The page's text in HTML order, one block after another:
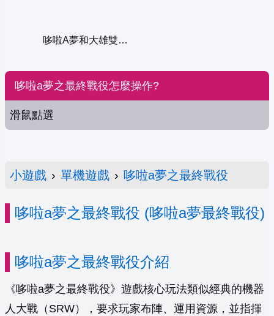
哆啦A夢和大雄雙人版
哆啦a夢之最終戰役怎麼操作?
滑鼠點選
小遊戲 › 單機遊戲 › 哆啦a夢之最終戰役
哆啦a夢之最終戰役 (哆啦a夢最終戰役)
哆啦a夢之最終戰役介紹
《哆啦a夢之最終戰役》遊戲核心玩法類似經典的機器
人大戰（SRW），要求玩家布陣、運用資源，並指揮